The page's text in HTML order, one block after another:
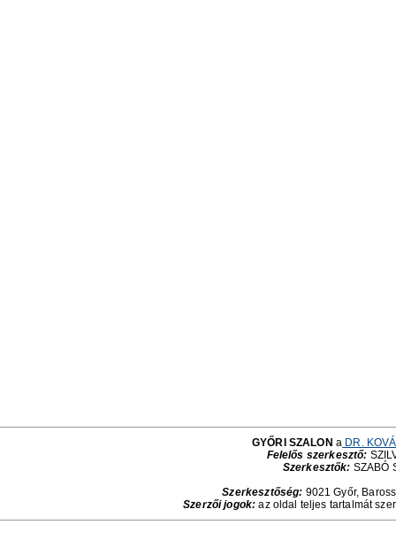
GYŐRI SZALON a DR.
Felelős szerkesztő:
Szerkesztők: SZABÓ
Szerkesztőség: 9021 Győr,
Szerzői jogok: az oldal teljes tartalmát